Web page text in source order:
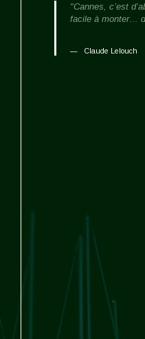
"Cannes, c’est
facile à monter…
Claude Lelouch